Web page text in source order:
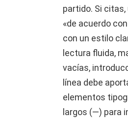
partido. Si
«de acuerdo
con un estilo
lectura fluida,
vacías,
línea debe
elementos
largos (—) para